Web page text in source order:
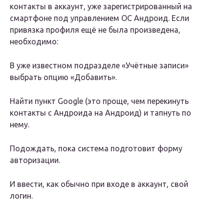
контакты в аккаунт, уже зарегистрированный на
смартфоне под управлением ОС Андроид. Если
привязка профиля ещё не была произведена,
необходимо:
В уже известном подразделе «Учётные записи»
выбрать опцию «Добавить».
Найти пункт Google (это проще, чем перекинуть
контакты с Андроида на Андроид) и тапнуть по
нему.
Подождать, пока система подготовит форму
авторизации.
И ввести, как обычно при входе в аккаунт, свой
логин.